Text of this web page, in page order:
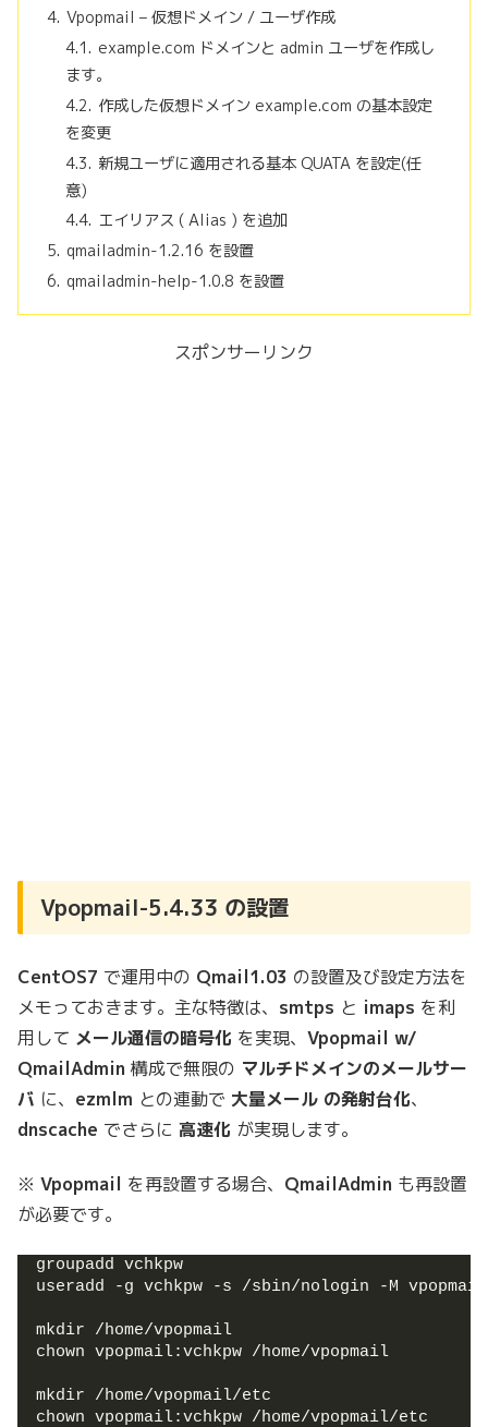
Vpopmail – 仮想ドメイン / ユーザ作成
example.com ドメインと admin ユーザを作成し
ます。
作成した仮想ドメイン example.com の基本設定
を変更
新規ユーザに適用される基本 QUATA を設定(任
意)
エイリアス ( Alias ) を追加
qmailadmin-1.2.16 を設置
qmailadmin-help-1.0.8 を設置
スポンサーリンク
Vpopmail-5.4.33 の設置
CentOS7 で運用中の Qmail1.03 の設置及び設定方法を
メモっておきます。主な特徴は、 smtps と imaps を利
用して メール通信の暗号化 を実現、 Vpopmail w/
QmailAdmin 構成で無限の マルチドメインのメールサー
バ に、 ezmlm との連動で 大量メール の発射台化、
dnscache でさらに 高速化 が実現します。
※ Vpopmail を再設置する場合、 QmailAdmin も再設置
が必要です。
groupadd vchkpw
useradd -g vchkpw -s /sbin/nologin -M vpopmail
mkdir /home/vpopmail
chown vpopmail:vchkpw /home/vpopmail
mkdir /home/vpopmail/etc
chown vpopmail:vchkpw /home/vpopmail/etc